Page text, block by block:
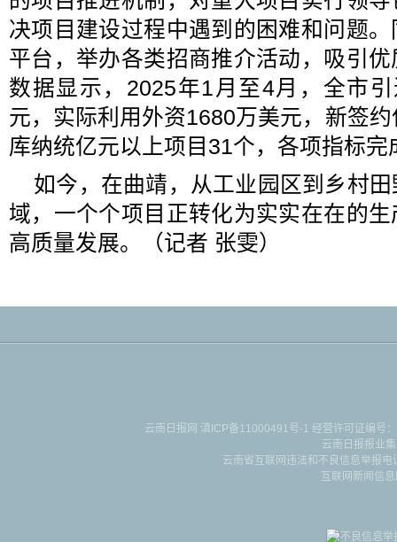
决项目建设过程中遇到的困难和问题
平台，举办各类招商推介活动，吸引
数据显示，2025年1月至4月，全市
元，实际利用外资1680万美元，新签
库纳统亿元以上项目31个，各项指标
如今，在曲靖，从工业园区到乡村
域，一个个项目正转化为实实在在的
高质量发展。（记者 张雯）
云南日报网 滇ICP备11000491号-1 经营许可证编号
云南日报报业
云南省互联网违法和不良信息举报
互联网新闻信